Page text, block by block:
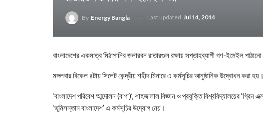
By Energy Bangla Last updated Jul 14, 2014
বাংলাদেশের একমাত্র মিঠাপানির জলারবন রাতারগুল রক্ষায় সপ্তাহব্যাপী গণ-ইমেইল
মঙ্গলবার বিকেল ৪টায় সিলেট কেন্দ্রীয় শহীদ মিনারে এ কর্মসূচির আনুষ্ঠানিক উদ্বোধন করা হয়।
‘বাংলাদেশ পরিবেশ আন্দোলন (বাপা)’, শাহজালাল বিজ্ঞান ও প্রযুক্তি বিশ্ববিদ্যালয়ের ‘গ্রিন
‘ভূমিসন্তান বাংলাদেশ’ এ কর্মসূচির উদ্যোগ নেয়।